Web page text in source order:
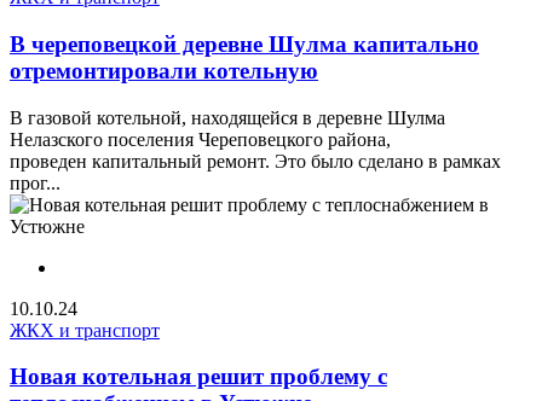
В череповецкой деревне Шулма капитально
отремонтировали котельную
В газовой котельной, находящейся в деревне Шулма
Нелазского поселения Череповецкого района,
проведен капитальный ремонт. Это было сделано в рамках
прог...
10.10.24
ЖКХ и транспорт
Новая котельная решит проблему с